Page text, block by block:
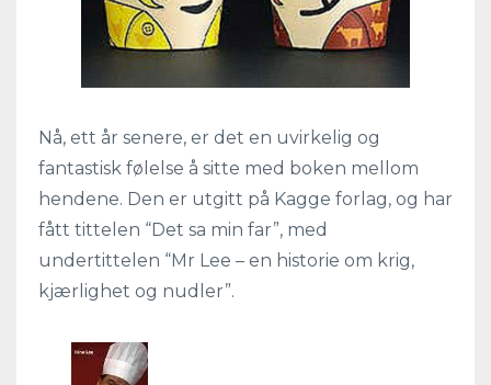
Nå, ett år senere, er det en uvirkelig og
fantastisk følelse å sitte med boken mellom
hendene. Den er utgitt på Kagge forlag, og har
fått tittelen “Det sa min far”, med
undertittelen “Mr Lee – en historie om krig,
kjærlighet og nudler”.